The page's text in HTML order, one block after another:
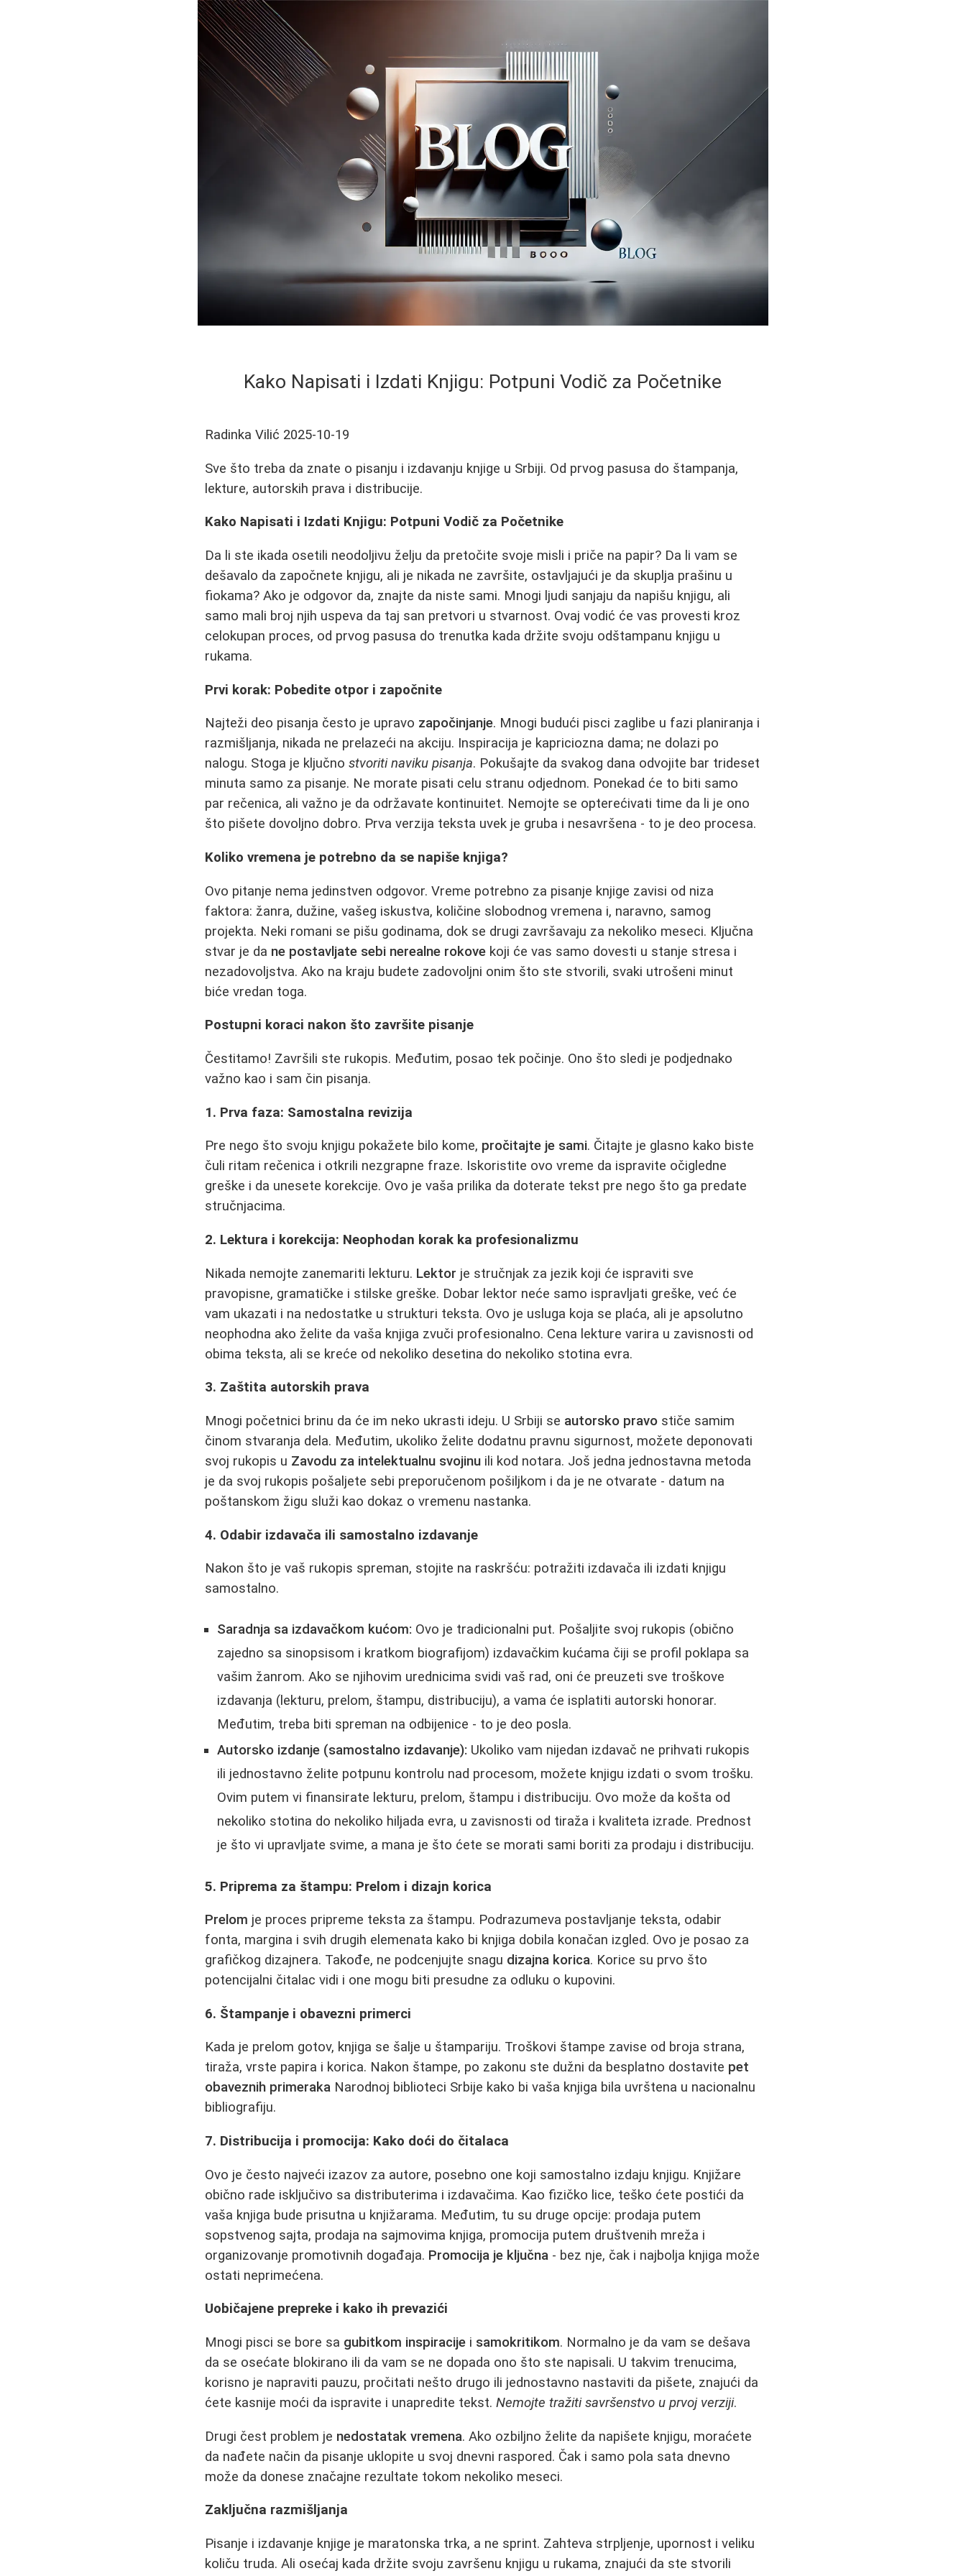
Kako Napisati i Izdati Knjigu: Potpuni Vodič za Početnike
Radinka Vilić 2025-10-19
Sve što treba da znate o pisanju i izdavanju knjige u Srbiji. Od prvog pasusa do štampanja,
lekture, autorskih prava i distribucije.
Kako Napisati i Izdati Knjigu: Potpuni Vodič za Početnike
Da li ste ikada osetili neodoljivu želju da pretočite svoje misli i priče na papir? Da li vam se
dešavalo da započnete knjigu, ali je nikada ne završite, ostavljajući je da skuplja prašinu u
fiokama? Ako je odgovor da, znajte da niste sami. Mnogi ljudi sanjaju da napišu knjigu, ali
samo mali broj njih uspeva da taj san pretvori u stvarnost. Ovaj vodić će vas provesti kroz
celokupan proces, od prvog pasusa do trenutka kada držite svoju odštampanu knjigu u
rukama.
Prvi korak: Pobedite otpor i započnite
Najteži deo pisanja često je upravo započinjanje. Mnogi budući pisci zaglibe u fazi planiranja i
razmišljanja, nikada ne prelazeći na akciju. Inspiracija je kapriciozna dama; ne dolazi po
nalogu. Stoga je ključnostvoriti naviku pisanja. Pokušajte da svakog dana odvojite bar trideset
minuta samo za pisanje. Ne morate pisati celu stranu odjednom. Ponekad će to biti samo
par rečenica, ali važno je da održavate kontinuitet. Nemojte se opterećivati time da li je ono
što pišete dovoljno dobro. Prva verzija teksta uvek je gruba i nesavršena - to je deo procesa.
Koliko vremena je potrebno da se napiše knjiga?
Ovo pitanje nema jedinstven odgovor. Vreme potrebno za pisanje knjige zavisi od niza
faktora: žanra, dužine, vašeg iskustva, količine slobodnog vremena i, naravno, samog
projekta. Neki romani se pišu godinama, dok se drugi završavaju za nekoliko meseci. Ključna
stvar je da ne postavljate sebi nerealne rokove koji će vas samo dovesti u stanje stresa i
nezadovoljstva. Ako na kraju budete zadovoljni onim što ste stvorili, svaki utrošeni minut
biće vredan toga.
Postupni koraci nakon što završite pisanje
Čestitamo! Završili ste rukopis. Međutim, posao tek počinje. Ono što sledi je podjednako
važno kao i sam čin pisanja.
1. Prva faza: Samostalna revizija
Pre nego što svoju knjigu pokažete bilo kome, pročitajte je sami. Čitajte je glasno kako biste
čuli ritam rečenica i otkrili nezgrapne fraze. Iskoristite ovo vreme da ispravite očigledne
greške i da unesete korekcije. Ovo je vaša prilika da doterate tekst pre nego što ga predate
stručnjacima.
2. Lektura i korekcija: Neophodan korak ka profesionalizmu
Nikada nemojte zanemariti lekturu. Lektor je stručnjak za jezik koji će ispraviti sve
pravopisne, gramatičke i stilske greške. Dobar lektor neće samo ispravljati greške, već će
vam ukazati i na nedostatke u strukturi teksta. Ovo je usluga koja se plaća, ali je apsolutno
neophodna ako želite da vaša knjiga zvuči profesionalno. Cena lekture varira u zavisnosti od
obima teksta, ali se kreće od nekoliko desetina do nekoliko stotina evra.
3. Zaštita autorskih prava
Mnogi početnici brinu da će im neko ukrasti ideju. U Srbiji se autorsko pravo stiče samim
činom stvaranja dela. Međutim, ukoliko želite dodatnu pravnu sigurnost, možete deponovati
svoj rukopis u Zavodu za intelektualnu svojinu ili kod notara. Još jedna jednostavna metoda
je da svoj rukopis pošaljete sebi preporučenom pošiljkom i da je ne otvarate - datum na
poštanskom žigu služi kao dokaz o vremenu nastanka.
4. Odabir izdavača ili samostalno izdavanje
Nakon što je vaš rukopis spreman, stojite na raskršću: potražiti izdavača ili izdati knjigu
samostalno.
Saradnja sa izdavačkom kućom: Ovo je tradicionalni put. Pošaljite svoj rukopis (obično
zajedno sa sinopsisom i kratkom biografijom) izdavačkim kućama čiji se profil poklapa sa
vašim žanrom. Ako se njihovim urednicima svidi vaš rad, oni će preuzeti sve troškove
izdavanja (lekturu, prelom, štampu, distribuciju), a vama će isplatiti autorski honorar.
Međutim, treba biti spreman na odbijenice - to je deo posla.
Autorsko izdanje (samostalno izdavanje): Ukoliko vam nijedan izdavač ne prihvati rukopis
ili jednostavno želite potpunu kontrolu nad procesom, možete knjigu izdati o svom trošku.
Ovim putem vi finansirate lekturu, prelom, štampu i distribuciju. Ovo može da košta od
nekoliko stotina do nekoliko hiljada evra, u zavisnosti od tiraža i kvaliteta izrade. Prednost
je što vi upravljate svime, a mana je što ćete se morati sami boriti za prodaju i distribuciju.
5. Priprema za štampu: Prelom i dizajn korica
Prelom je proces pripreme teksta za štampu. Podrazumeva postavljanje teksta, odabir
fonta, margina i svih drugih elemenata kako bi knjiga dobila konačan izgled. Ovo je posao za
grafičkog dizajnera. Takođe, ne podcenjujte snagu dizajna korica. Korice su prvo što
potencijalni čitalac vidi i one mogu biti presudne za odluku o kupovini.
6. Štampanje i obavezni primerci
Kada je prelom gotov, knjiga se šalje u štampariju. Troškovi štampe zavise od broja strana,
tiraža, vrste papira i korica. Nakon štampe, po zakonu ste dužni da besplatno dostavite pet
obaveznih primeraka Narodnoj biblioteci Srbije kako bi vaša knjiga bila uvrštena u nacionalnu
bibliografiju.
7. Distribucija i promocija: Kako doći do čitalaca
Ovo je često najveći izazov za autore, posebno one koji samostalno izdaju knjigu. Knjižare
obično rade isključivo sa distributerima i izdavačima. Kao fizičko lice, teško ćete postići da
vaša knjiga bude prisutna u knjižarama. Međutim, tu su druge opcije: prodaja putem
sopstvenog sajta, prodaja na sajmovima knjiga, promocija putem društvenih mreža i
organizovanje promotivnih događaja. Promocija je ključna - bez nje, čak i najbolja knjiga može
ostati neprimećena.
Uobičajene prepreke i kako ih prevazići
Mnogi pisci se bore sa gubitkom inspiracije i samokritikom. Normalno je da vam se dešava
da se osećate blokirano ili da vam se ne dopada ono što ste napisali. U takvim trenucima,
korisno je napraviti pauzu, pročitati nešto drugo ili jednostavno nastaviti da pišete, znajući da
ćete kasnije moći da ispravite i unapredite tekst.Nemojte tražiti savršenstvo u prvoj verziji.
Drugi čest problem je nedostatak vremena. Ako ozbiljno želite da napišete knjigu, moraćete
da nađete način da pisanje uklopite u svoj dnevni raspored. Čak i samo pola sata dnevno
može da donese značajne rezultate tokom nekoliko meseci.
Zaključna razmišljanja
Pisanje i izdavanje knjige je maratonska trka, a ne sprint. Zahteva strpljenje, upornost i veliku
količu truda. Ali osećaj kada držite svoju završenu knjigu u rukama, znajući da ste stvorili